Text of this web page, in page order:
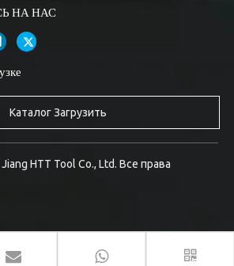
НА НАС
Каталог Загрузить
HTT Tool Co., Ltd. Все права